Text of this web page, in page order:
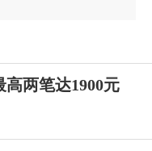
两笔达1900元